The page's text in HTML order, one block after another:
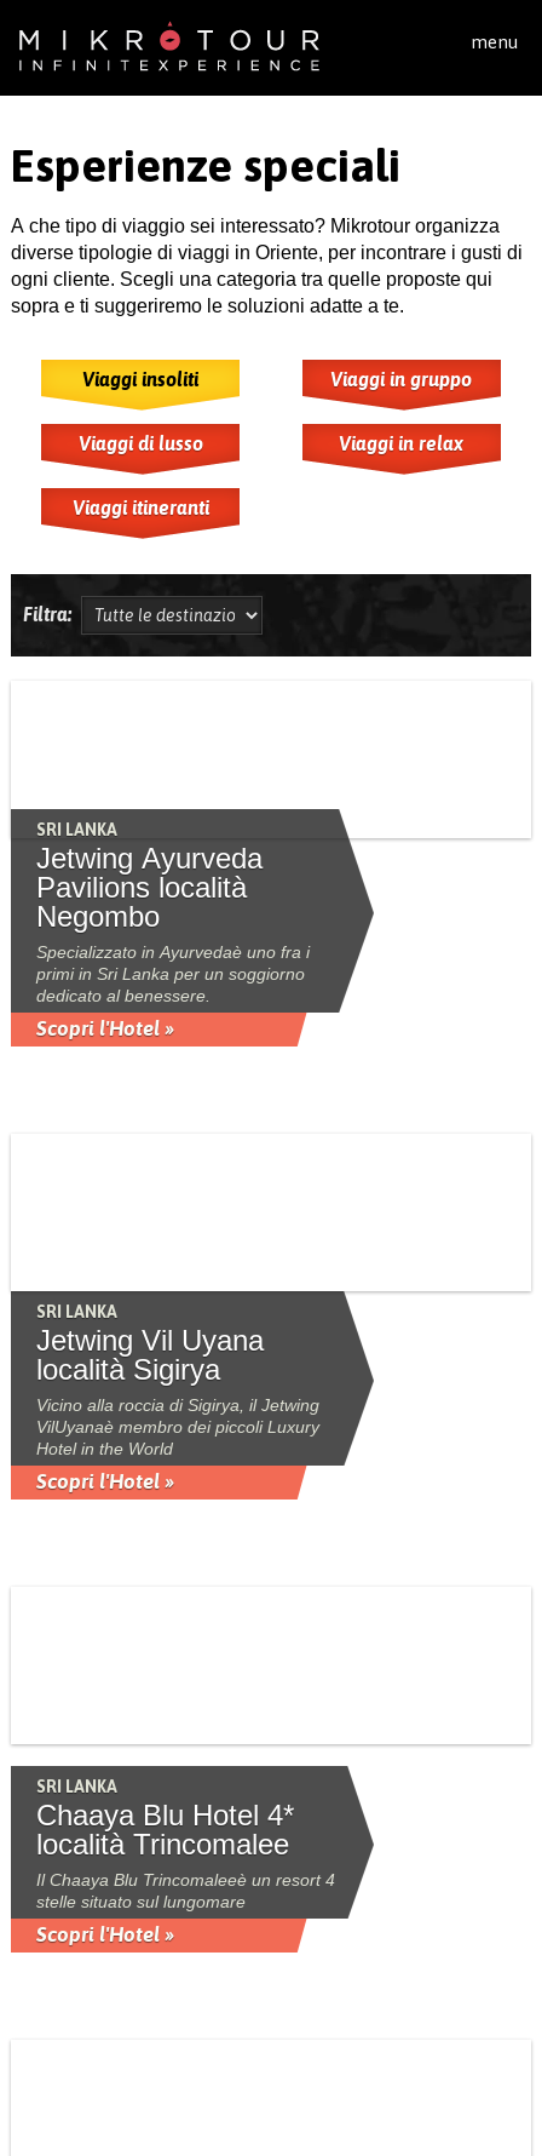
menu
Esperienze speciali
A che tipo di viaggio sei interessato? Mikrotour organizza
diverse tipologie di viaggi in Oriente, per incontrare i gusti di
ogni cliente. Scegli una categoria tra quelle proposte qui
sopra e ti suggeriremo le soluzioni adatte a te.
Viaggi insoliti Viaggi in gruppo
Viaggi di lusso Viaggi in relax
Viaggi itineranti
Filtra:
SRI LANKA
Jetwing Ayurveda
Pavilions località
Negombo
Specializzato in Ayurvedaè uno fra i
primi in Sri Lanka per un soggiorno
dedicato al benessere.
Scopri l'Hotel »
SRI LANKA
Jetwing Vil Uyana
località Sigirya
Vicino alla roccia di Sigirya, il Jetwing
VilUyanaè membro dei piccoli Luxury
Hotel in the World
Scopri l'Hotel »
SRI LANKA
Chaaya Blu Hotel 4*
località Trincomalee
Il Chaaya Blu Trincomaleeè un resort 4
stelle situato sul lungomare
Scopri l'Hotel »